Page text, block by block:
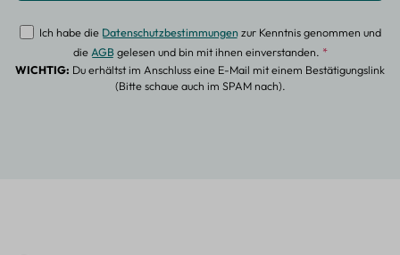
Ich habe die Datenschutzbestimmungenzur Kenntnis genommen und
dieAGBgelesen und bin mit ihnen einverstanden. *
WICHTIG: Du erhältst im Anschluss eine E-Mail mit einem Bestätigungslink
(Bitte schaue auch im SPAM nach).